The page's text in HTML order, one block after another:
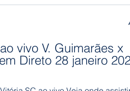
vivo V. Guimarães x
Direto 28 janeiro